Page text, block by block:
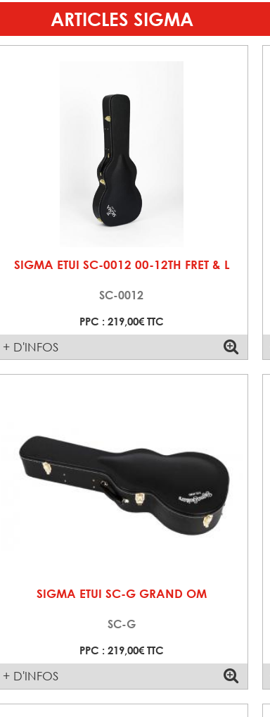
ARTICLES SIGMA
SIGMA ETUI SC-0012 00-12TH FRET & L
SC-0012
PPC : 219,00€ TTC
+ D'INFOS
SIGMA ETUI SC-G GRAND OM
SC-G
PPC : 219,00€ TTC
+ D'INFOS